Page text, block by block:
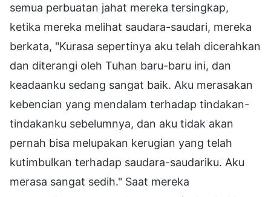
semua perbuatan jahat mereka tersingkap,
ketika mereka melihat saudara-saudari, mereka
berkata, "Kurasa sepertinya aku telah dicerahkan
dan diterangi oleh Tuhan baru-baru ini, dan
keadaanku sedang sangat baik. Aku merasakan
kebencian yang mendalam terhadap tindakan-
tindakanku sebelumnya, dan aku tidak akan
pernah bisa melupakan kerugian yang telah
kutimbulkan terhadap saudara-saudariku. Aku
merasa sangat sedih." Saat mereka